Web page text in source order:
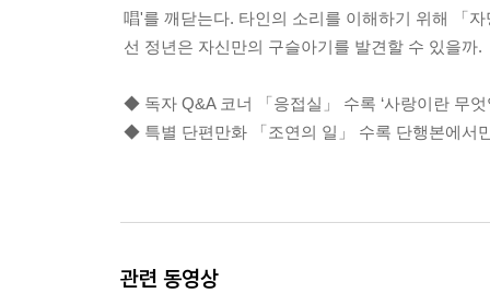
唱'를 깨닫는다. 타인의 소리를 이해하기 위해 「
선 정년은 자신만의 구슬아기를 발견할 수 있을까.
◆ 독자 Q&A 코너 「응접실」 수록 ‘사랑이란 무
◆ 특별 단편만화 「조연의 일」 수록 단행본에서
관련 동영상